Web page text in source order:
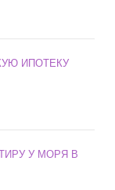
ИПОТЕКУ
У МОРЯ В